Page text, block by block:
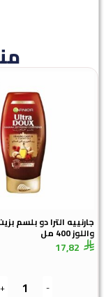
جارنييه الترا دو بلسم
واللوز 400 مل
17,82
-
+